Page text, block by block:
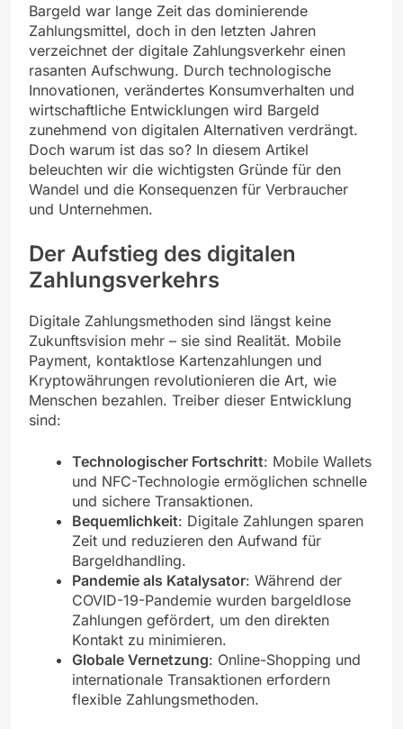
Bargeld war lange Zeit das dominierende
Zahlungsmittel, doch in den letzten Jahren
verzeichnet der digitale Zahlungsverkehr einen
rasanten Aufschwung. Durch technologische
Innovationen, verändertes Konsumverhalten und
wirtschaftliche Entwicklungen wird Bargeld
zunehmend von digitalen Alternativen verdrängt.
Doch warum ist das so? In diesem Artikel
beleuchten wir die wichtigsten Gründe für den
Wandel und die Konsequenzen für Verbraucher
und Unternehmen.
Der Aufstieg des digitalen
Zahlungsverkehrs
Digitale Zahlungsmethoden sind längst keine
Zukunftsvision mehr – sie sind Realität. Mobile
Payment, kontaktlose Kartenzahlungen und
Kryptowährungen revolutionieren die Art, wie
Menschen bezahlen. Treiber dieser Entwicklung
sind:
Technologischer Fortschritt: Mobile Wallets
und NFC-Technologie ermöglichen schnelle
und sichere Transaktionen.
Bequemlichkeit: Digitale Zahlungen sparen
Zeit und reduzieren den Aufwand für
Bargeldhandling.
Pandemie als Katalysator: Während der
COVID-19-Pandemie wurden bargeldlose
Zahlungen gefördert, um den direkten
Kontakt zu minimieren.
Globale Vernetzung: Online-Shopping und
internationale Transaktionen erfordern
flexible Zahlungsmethoden.